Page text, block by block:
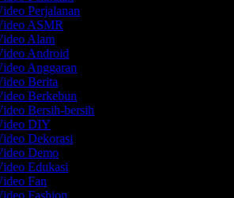
Perjalanan
ASMR
Alam
Android
Anggaran
Berita
Berkebun
Bersih-bersih
DIY
Dekorasi
Demo
Edukasi
Fan